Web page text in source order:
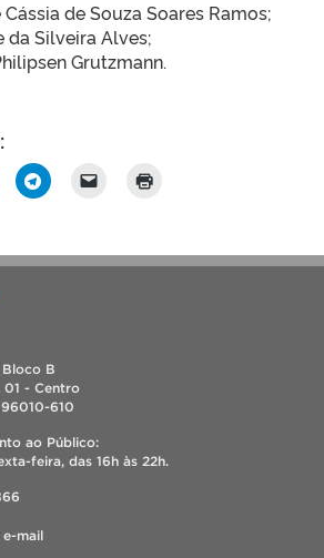
Cássia de Souza Soares Ramos;
da Silveira Alves;
Grutzmann.
B
01 - Centro
610
ao Público:
feira, das 16h às 22h.
mail